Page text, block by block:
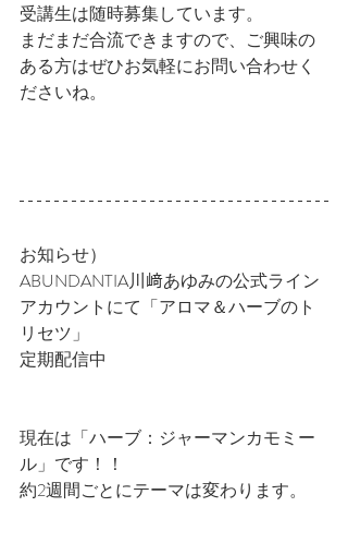
受講生は随時募集しています。
まだまだ合流できますので、ご興味の
ある方はぜひお気軽にお問い合わせく
ださいね。
お知らせ）
ABUNDANTIA川﨑あゆみの公式ライン
アカウントにて「アロマ＆ハーブのト
リセツ」
定期配信中
現在は「ハーブ：ジャーマンカモミー
ル」です！！
約2週間ごとにテーマは変わります。